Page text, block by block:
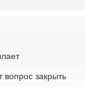
вопрос закрыть